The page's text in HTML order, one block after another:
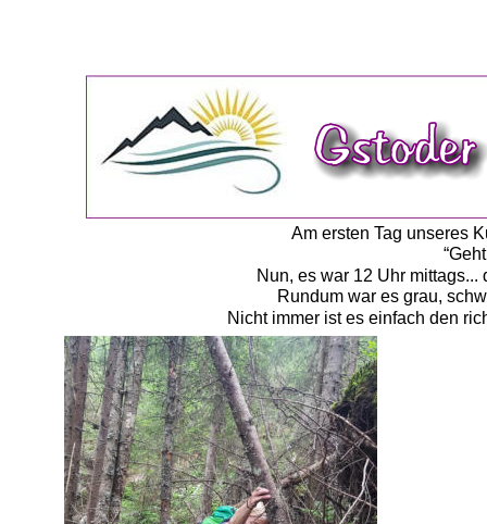
Am ersten Tag unseres
Nun, es war 12 Uhr
Rundum war es grau,
Nicht immer ist es einfach den